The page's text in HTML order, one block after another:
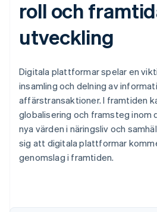
roll och
utveckling
Digitala plattformar spelar en
insamling och delning av
affärstransaktioner. I framtiden
globalisering och framsteg inom
nya värden i näringsliv och
sig att digitala plattformar
genomslag i framtiden.
Australien
English
PortuguêsEnglish